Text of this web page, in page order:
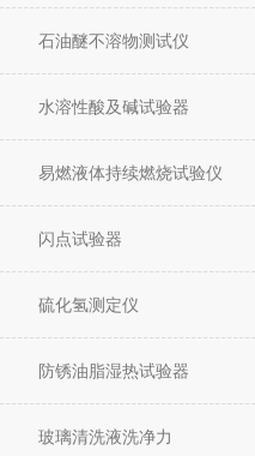
石油醚不溶物测试仪
水溶性酸及碱试验器
易燃液体持续燃烧试验仪
闪点试验器
硫化氢测定仪
防锈油脂湿热试验器
玻璃清洗液洗净力